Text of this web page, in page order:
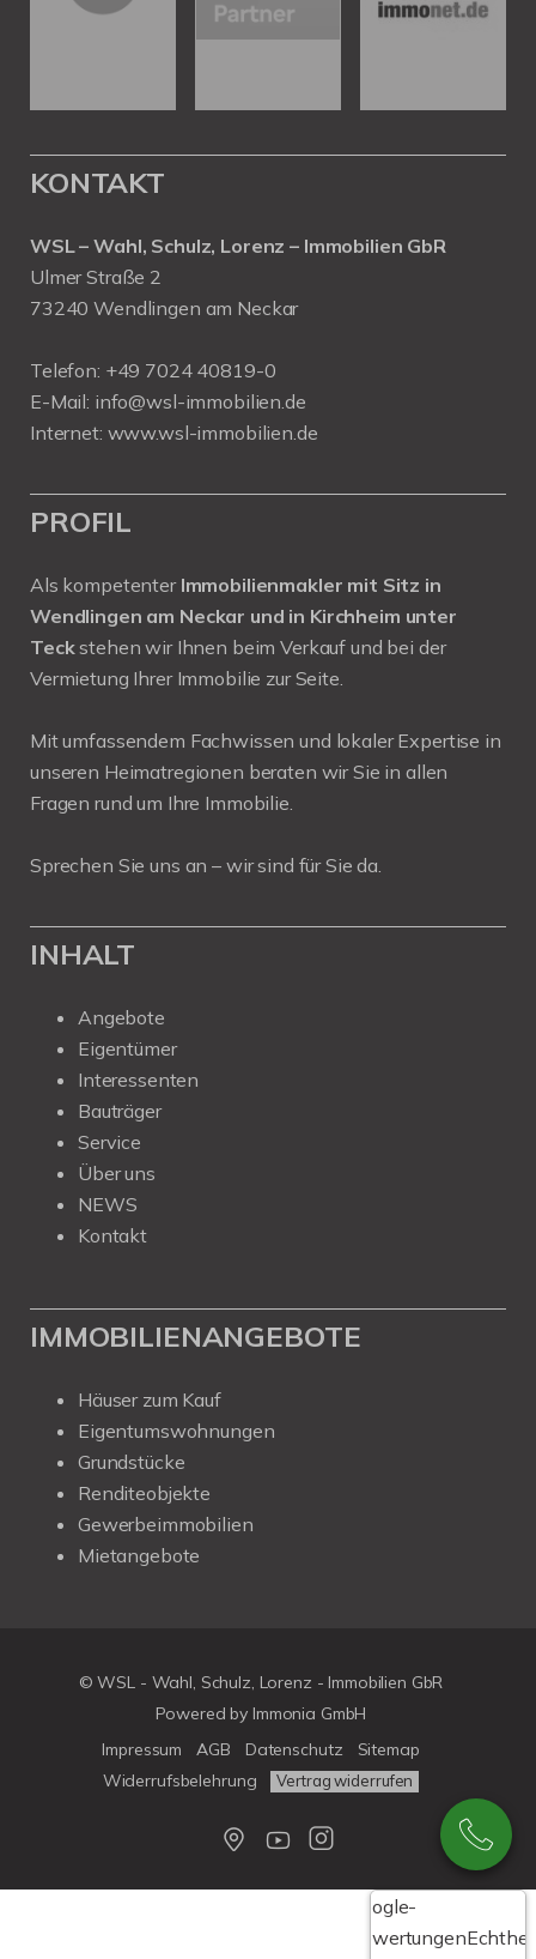
KONTAKT
WSL – Wahl, Schulz, Lorenz – Immobilien GbR
Ulmer Straße 2
73240 Wendlingen am Neckar
Telefon: +49 7024 40819-0
E-Mail: info@wsl-immobilien.de
Internet: www.wsl-immobilien.de
PROFIL
Als kompetenter Immobilienmakler mit Sitz in
Wendlingen am Neckar und in Kirchheim unter
Teckstehen wir Ihnen beim Verkauf und bei der
Vermietung Ihrer Immobilie zur Seite.
Mit umfassendem Fachwissen und lokaler Expertise in
unseren Heimatregionen beraten wir Sie in allen
Fragen rund um Ihre Immobilie.
Sprechen Sie uns an – wir sind für Sie da.
INHALT
Angebote
Eigentümer
Interessenten
Bauträger
Service
Über uns
NEWS
Kontakt
IMMOBILIENANGEBOTE
Häuser zum Kauf
Eigentumswohnungen
Grundstücke
Renditeobjekte
Gewerbeimmobilien
Mietangebote
© WSL - Wahl, Schulz, Lorenz - Immobilien GbR
Powered by Immonia GmbH
Impressum
AGB Datenschutz
Sitemap
Widerrufsbelehrung
Vertrag widerrufen
Google-
Bewertungen